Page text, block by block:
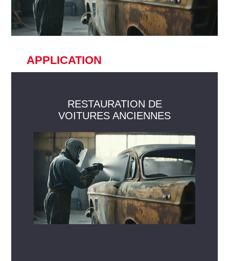
APPLICATION
RESTAURATION DE
VOITURES ANCIENNES